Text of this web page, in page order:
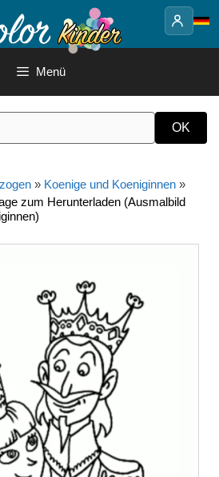
Menü
» Koenige und Koeniginnen »
zum Herunterladen (Ausmalbild